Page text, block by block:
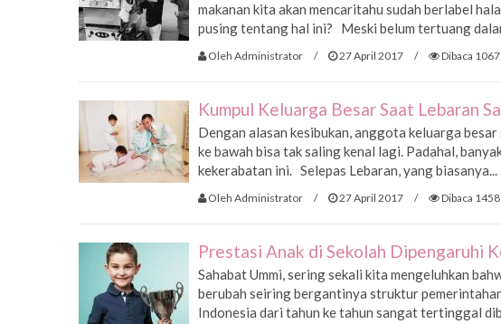
makanan kita akan mencaritahu sudah berlabel
pusing tentang hal ini? Meski belum tertuang
Oleh Administrator / 27 April 2017 / Dibaca
Kumpul Keluarga Besar Saat Lebaran
Dengan alasan kesibukan, anggota keluarga
ke bawah bisa tak saling kenal lagi. Padahal,
kekerabatan ini. Selepas Lebaran, yang biasanya...
Oleh Administrator / 27 April 2017 / Dibaca
Prestasi Anak di Sekolah Dipengaruhi
Sahabat Ummi, sering sekali kita mengeluhkan
berubah seiring bergantinya struktur
Indonesia dari tahun ke tahun sangat tertinggal